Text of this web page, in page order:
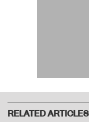
RELATED ARTICLES